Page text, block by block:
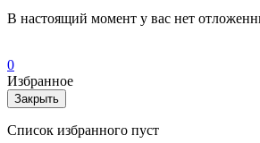
В настоящий момент у вас нет
0
Избранное
Закрыть
Список избранного пуст